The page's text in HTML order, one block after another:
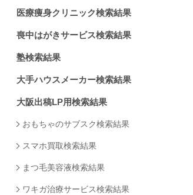
医療痩身クリニック検索結果
喪中はがきサービス検索結果
塾検索結果
大手ハウスメーカー検索結果
大阪出稿LP用検索結果
おもちゃのサブスク検索結果
スマホ買取検索結果
まつ毛美容液検索結果
ワキガ治療サービス検索結果